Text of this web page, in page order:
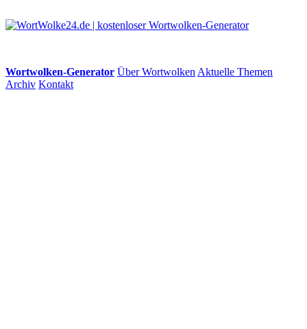
Wortwolken-Generator Über Wortwolken Aktuelle Themen
Archiv Kontakt